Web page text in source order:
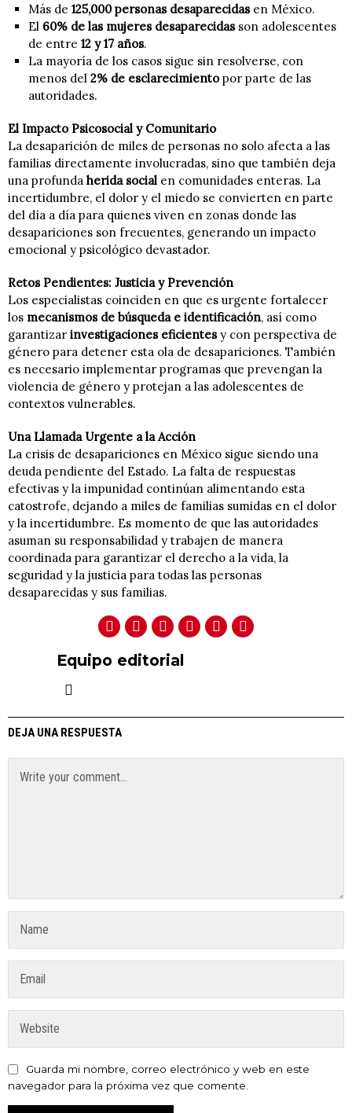
Más de125,000 personas desaparecidasen México.
El 60% de las mujeres desaparecidasson adolescentes
de entre12 y 17 años.
La mayoría de los casos sigue sin resolverse, con
menos del2% de esclarecimientopor parte de las
autoridades.
El Impacto Psicosocial y Comunitario
La desaparición de miles de personas no solo afecta a las
familias directamente involucradas, sino que también deja
una profunda herida social en comunidades enteras. La
incertidumbre, el dolor y el miedo se convierten en parte
del día a día para quienes viven en zonas donde las
desapariciones son frecuentes, generando un impacto
emocional y psicológico devastador.
Retos Pendientes: Justicia y Prevención
Los especialistas coinciden en que es urgente fortalecer
los mecanismos de búsqueda e identificación, así como
garantizar investigaciones eficientesy con perspectiva de
género para detener esta ola de desapariciones. También
es necesario implementar programas que prevengan la
violencia de género y protejan a las adolescentes de
contextos vulnerables.
Una Llamada Urgente a la Acción
La crisis de desapariciones en México sigue siendo una
deuda pendiente del Estado. La falta de respuestas
efectivas y la impunidad continúan alimentando esta
catostrofe, dejando a miles de familias sumidas en el dolor
y la incertidumbre. Es momento de que las autoridades
asuman su responsabilidad y trabajen de manera
coordinada para garantizar el derecho a la vida, la
seguridad y la justicia para todas las personas
desaparecidas y sus familias.
Equipo editorial
DEJA UNA RESPUESTA
Guarda mi nombre, correo electrónico y web en este
navegador para la próxima vez que comente.